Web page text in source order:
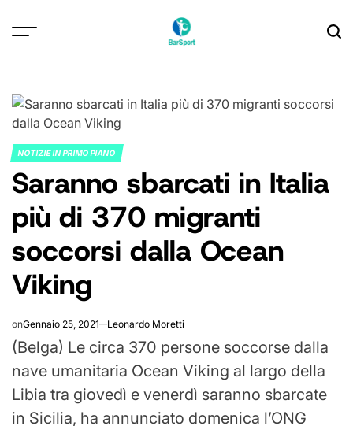
POSTED
IN
NOTIZIE IN PRIMO PIANO
Saranno sbarcati in Italia
più di 370 migranti
soccorsi dalla Ocean
Viking
onGennaio 25, 2021 Leonardo Moretti
(Belga) Le circa 370 persone soccorse dalla
nave umanitaria Ocean Viking al largo della
Libia tra giovedì e venerdì saranno sbarcate
in Sicilia, ha annunciato domenica l’ONG